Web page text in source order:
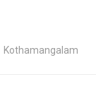
Kothamangalam